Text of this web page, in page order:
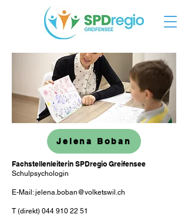
Jelena Boban
Fachstellenleiterin SPDregio Greifensee
Schulpsychologin
E-Mail:jelena.boban@volketswil.ch
T (direkt) 044 910 22 51